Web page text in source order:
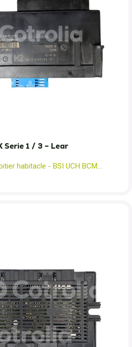
Serie 1 / 3 – Lear
habitacle - BSI UCH BCM...